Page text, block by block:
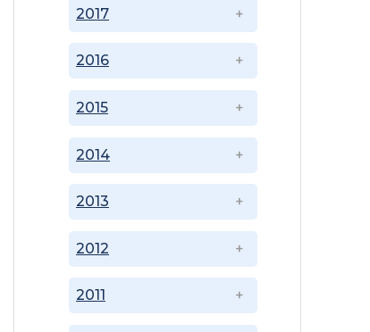
2011
2012
2013
2014
2015
2016
2017